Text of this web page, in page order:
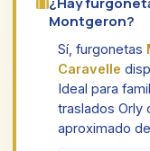
Montgeron?
Sí, furgonetas
Caravelle
Ideal para
traslados Orly
aproximado